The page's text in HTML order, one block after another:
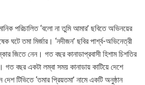
প‌রিচা‌লিত ‘বলো না তুমি আমার’ ছবিতে অভিনয়ের
ঘটে তমা মির্জার। ‘নদীজন’ ছবির পার্শ্ব-অভিনেত্রী
জিতে নেন। গত বছর কানাডাপ্রবাসী হিশাম চিশতির
গত বছর একটা লম্বা সময় কানাডায় কা‌টিয়ে দেশে
দেশ টি‌ভিতে ‘তমার প্রিয়তমা’ নামে এক‌টি অনুষ্ঠান